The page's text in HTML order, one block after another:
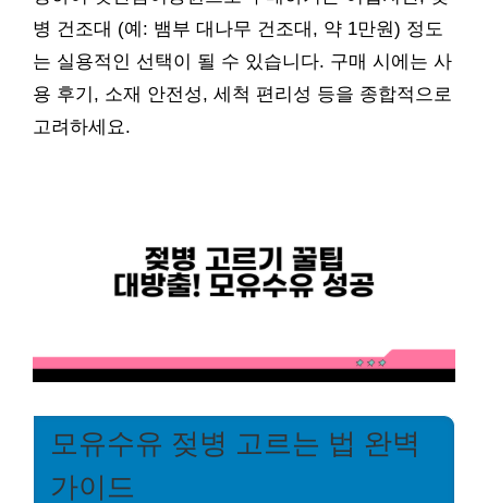
병 건조대 (예: 뱀부 대나무 건조대, 약 1만원) 정도
는 실용적인 선택이 될 수 있습니다. 구매 시에는 사
용 후기, 소재 안전성, 세척 편리성 등을 종합적으로
고려하세요.
모유수유 젖병 고르는 법 완벽
가이드